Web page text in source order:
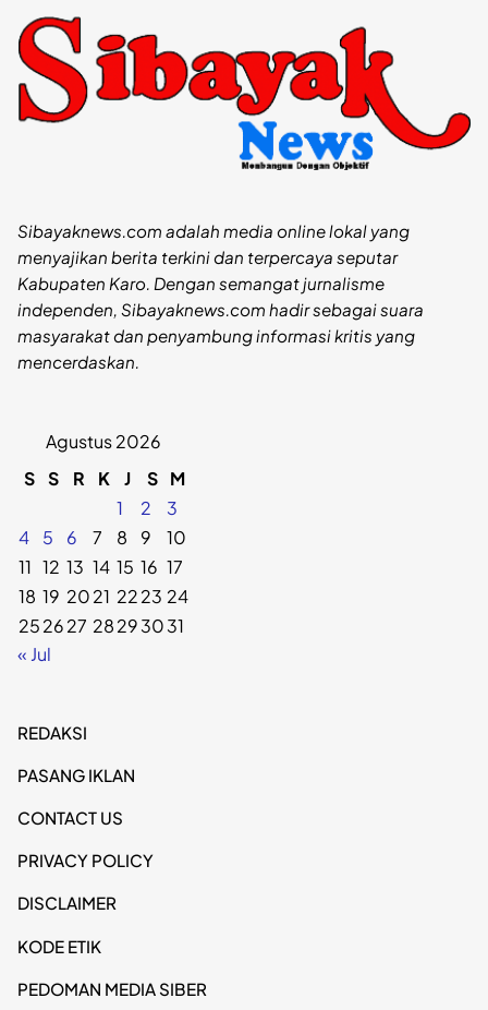
Sibayaknews.com adalah media online lokal yang
menyajikan berita terkini dan terpercaya seputar
Kabupaten Karo. Dengan semangat jurnalisme
independen, Sibayaknews.com hadir sebagai suara
masyarakat dan penyambung informasi kritis yang
mencerdaskan.
Agustus 2026
S S R K J S M
1
2
3
4
5 6 7 8 9
10
11 12 13 14 15 16 17
18 19 2021 2223 24
252627 28293031
« Jul
REDAKSI
PASANG IKLAN
CONTACT US
PRIVACY POLICY
DISCLAIMER
KODE ETIK
PEDOMAN MEDIA SIBER